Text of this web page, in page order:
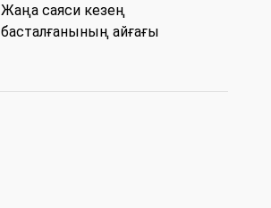
Жаңа саяси кезең
басталғанының айғағы